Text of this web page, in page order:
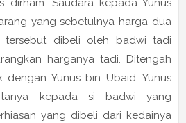
dirham. Saudara kepada Yunus
yang sebetulnya harga dua
tersebut dibeli oleh badwi tadi
harganya tadi. Ditengah
dengan Yunus bin Ubaid. Yunus
kepada si badwi yang
yang dibeli dari kedainya